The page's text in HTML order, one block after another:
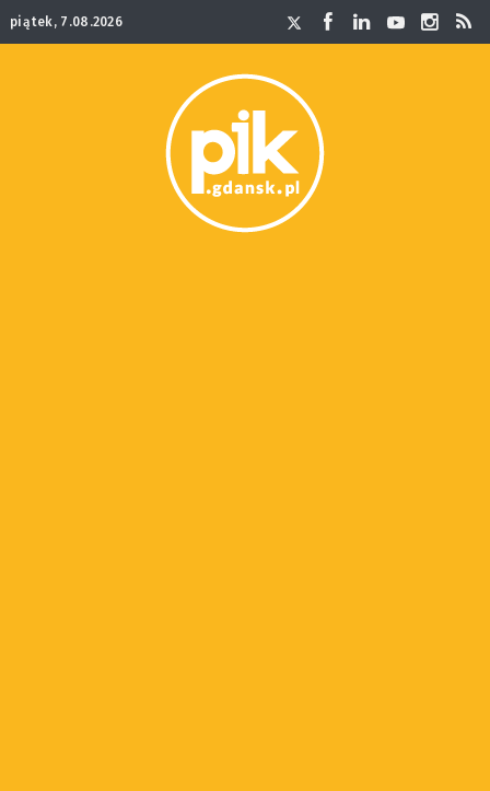
piątek, 7.08.2026